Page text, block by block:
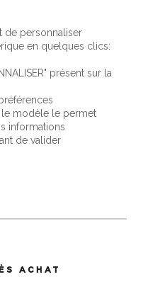
de personnaliser
en quelques clics:
présent sur la
modèle le permet
informations
de valider
ACHAT